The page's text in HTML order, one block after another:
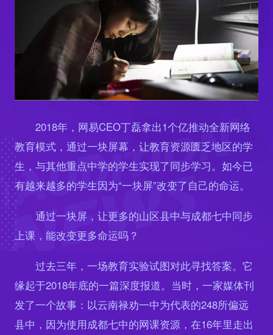
2018年，网易CEO丁磊拿出1个亿推动全新网络
教育模式，通过一块屏幕，让教育资源匮乏地区的学
生，与其他重点中学的学生实现了同步学习。如今已
有越来越多的学生因为“一块屏”改变了自己的命运。
通过一块屏，让更多的山区县中与成都七中同步
上课，能改变更多命运吗？
过去三年，一场教育实验试图对此寻找答案。它
缘起于2018年底的一篇深度报道。当时，一家媒体刊
发了一个故事：以云南禄劝一中为代表的248所偏远
县中，因为使用成都七中的网课资源，在16年里走出